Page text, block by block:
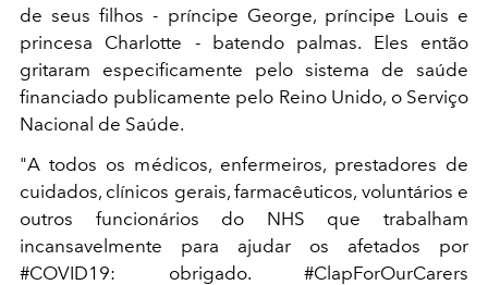
de seus filhos - príncipe George, príncipe Louis e
princesa Charlotte - batendo palmas. Eles então
gritaram especificamente pelo sistema de saúde
financiado publicamente pelo Reino Unido, o Serviço
Nacional de Saúde.
"A todos os médicos, enfermeiros, prestadores de
cuidados, clínicos gerais, farmacêuticos, voluntários e
outros funcionários do NHS que trabalham
incansavelmente para ajudar os afetados por
#COVID19: obrigado. #ClapForOurCarers